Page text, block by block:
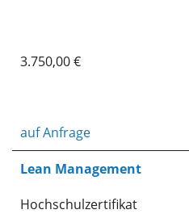
3.750,00 €
auf Anfrage
Lean Management
Hochschulzertifikat